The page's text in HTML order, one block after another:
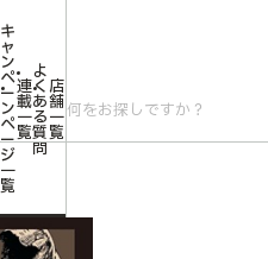
キ
ャ
ン
ペ
ー
ン
ペ
ー
ジ
一
覧
連
載
一
覧
よ
く
あ
る
質
問
店
舗
一
覧
クトゥルフ神話生物解剖図鑑